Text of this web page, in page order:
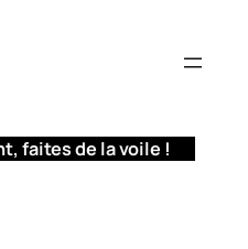
faites de la voile !